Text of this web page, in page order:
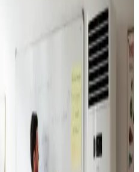
og lagerbygninger i